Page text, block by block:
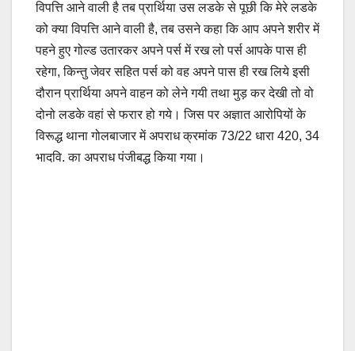
विपत्ति आने वाली है तब प्रार्थिया उस लडके से पूछी कि मेरे लडके
को क्या विपत्ति आने वाली है, तब उसने कहा कि आप अपने शरीर में
पहने हुए गोल्ड उतारकर अपने पर्स में रख लो पर्स आपके पास ही
रहेगा, किन्तु जेवर सहित पर्स को वह अपने पास ही रख लिये इसी
दौरान प्रार्थिया अपने वाहन को लेने गयी तथा मुड़ कर देखी तो वो
दोनो लडके वहां से फरार हो गये। जिस पर अज्ञात आरोपियों के
विरूद्ध थाना गोलबाजार में अपराध क्रमांक 73/22 धारा 420, 34
भादवि. का अपराध पंजीबद्ध किया गया।